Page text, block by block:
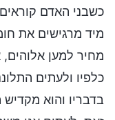
כשבני האדם
מיד מרגישים את
מחיר למען אלוהים,
כלפיו ולעתים
בדבריו והוא